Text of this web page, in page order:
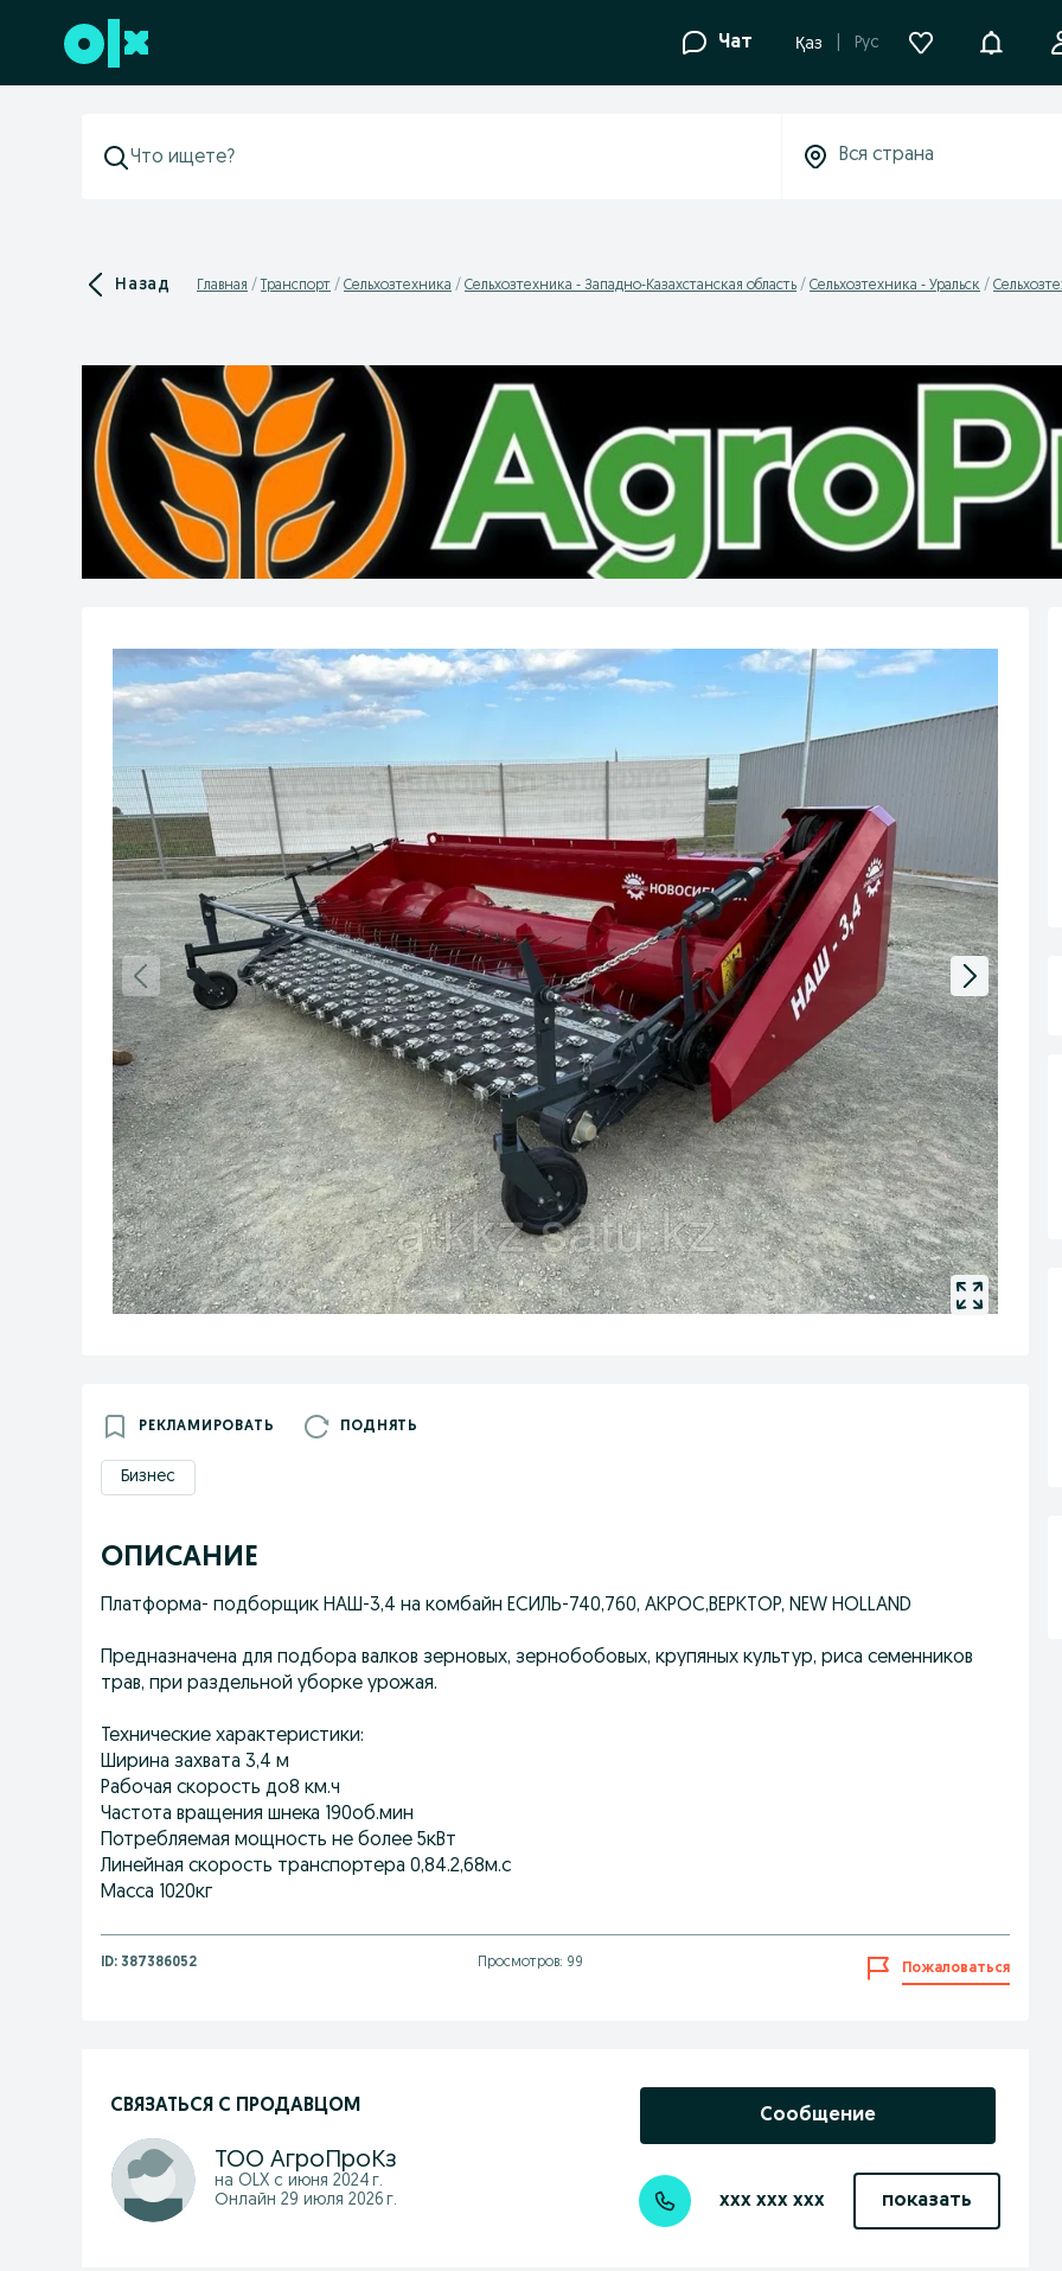
Перейти к нижнему колонтитулу Чат Қаз Рус
Назад Главная Транспорт Сельхозтехника Сельхозтехника - Западно-Казахстанская область Сельхозтехника - Уральск
РЕКЛАМИРОВАТЬ ПОДНЯТЬ
Бизнес
ОПИСАНИЕ
Платформа- подборщик НАШ-3,4 на комбайн ЕСИЛЬ-740,760, АКРОС,ВЕРКТОР, NEW HOLLAND
Предназначена для подбора валков зерновых, зернобобовых, крупяных культур, риса семенников
трав, при раздельной уборке урожая.
Технические характеристики:
Ширина захвата 3,4 м
Рабочая скорость до8 км.ч
Частота вращения шнека 190об.мин
Потребляемая мощность не более 5кВт
Линейная скорость транспортера 0,84.2,68м.с
Масса 1020кг
ID: 387386052 Просмотров: 99 Пожаловаться
СВЯЗАТЬСЯ С ПРОДАВЦОМ
ТОО АгроПроКз
на OLX с июня 2024 г.
Онлайн 29 июля 2026 г.
Сообщение
xxx xxx xxx показать